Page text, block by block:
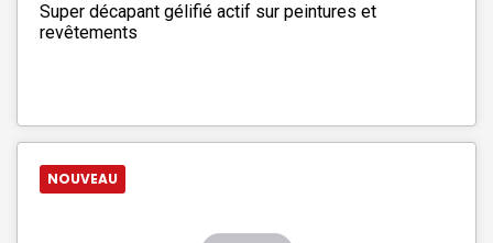
Super décapant gélifié actif sur peintures et
revêtements
NOUVEAU